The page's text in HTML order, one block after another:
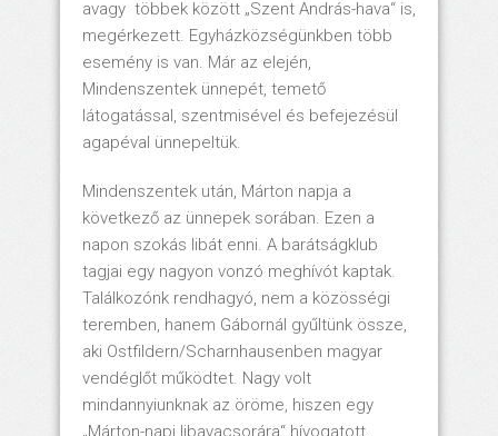
avagy többek között „Szent András-hava“ is,
megérkezett. Egyházközségünkben több
esemény is van. Már az elején,
Mindenszentek ünnepét, temető
látogatással, szentmisével és befejezésül
agapéval ünnepeltük.
Mindenszentek után, Márton napja a
következő az ünnepek sorában. Ezen a
napon szokás libát enni. A barátságklub
tagjai egy nagyon vonzó meghívót kaptak.
Találkozónk rendhagyó, nem a közösségi
teremben, hanem Gábornál gyűltünk össze,
aki Ostfildern/Scharnhausenben magyar
vendéglőt működtet. Nagy volt
mindannyiunknak az öröme, hiszen egy
„Márton-napi libavacsorára“ hívogatott,